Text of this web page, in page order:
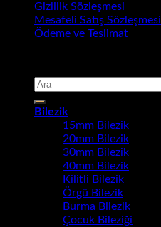
Gizlilik Sözleşmesi
Mesafeli Satış Sözleşmesi
Ödeme ve Teslimat
Ara:
Bilezik
15mm Bilezik
20mm Bilezik
30mm Bilezik
40mm Bilezik
Kilitli Bilezik
Örgü Bilezik
Burma Bilezik
Çocuk Bileziği